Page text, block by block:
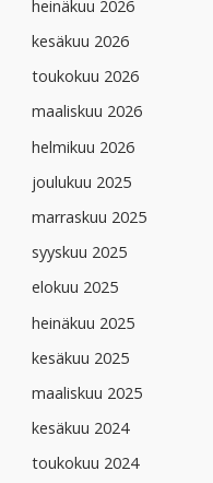
heinäkuu 2026
kesäkuu 2026
toukokuu 2026
maaliskuu 2026
helmikuu 2026
joulukuu 2025
marraskuu 2025
syyskuu 2025
elokuu 2025
heinäkuu 2025
kesäkuu 2025
maaliskuu 2025
kesäkuu 2024
toukokuu 2024